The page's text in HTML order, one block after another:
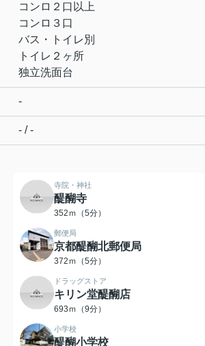
コンロ２口以上
コンロ３口
バス・トイレ別
トイレ２ヶ所
独立洗面台
-
- / -
寺院・神社
醍醐寺
352ｍ（5分）
郵便局
京都醍醐北郵便局
372ｍ（5分）
ドラッグストア
キリン堂醍醐店
693ｍ（9分）
小学校
醍醐小学校